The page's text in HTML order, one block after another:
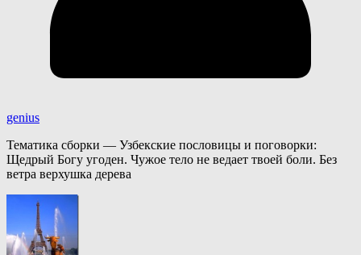
genius
Тематика сборки — Узбекские пословицы и поговорки:
Щедрый Богу угоден. Чужое тело не ведает твоей боли. Без
ветра верхушка дерева